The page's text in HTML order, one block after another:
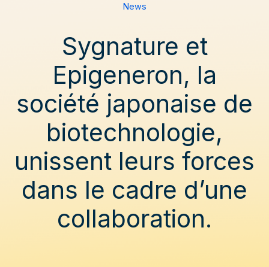
News
Sygnature et
Epigeneron, la
société japonaise de
biotechnologie,
unissent leurs forces
dans le cadre d’une
collaboration.